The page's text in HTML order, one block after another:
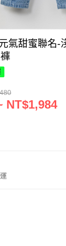
氣甜蜜聯名-
NT$1,984